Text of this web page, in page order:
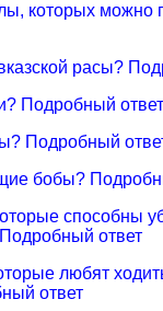
которых можно
расы?
Подробный ответ
Подробный
бобы?
способны
ответ
любят
ответ